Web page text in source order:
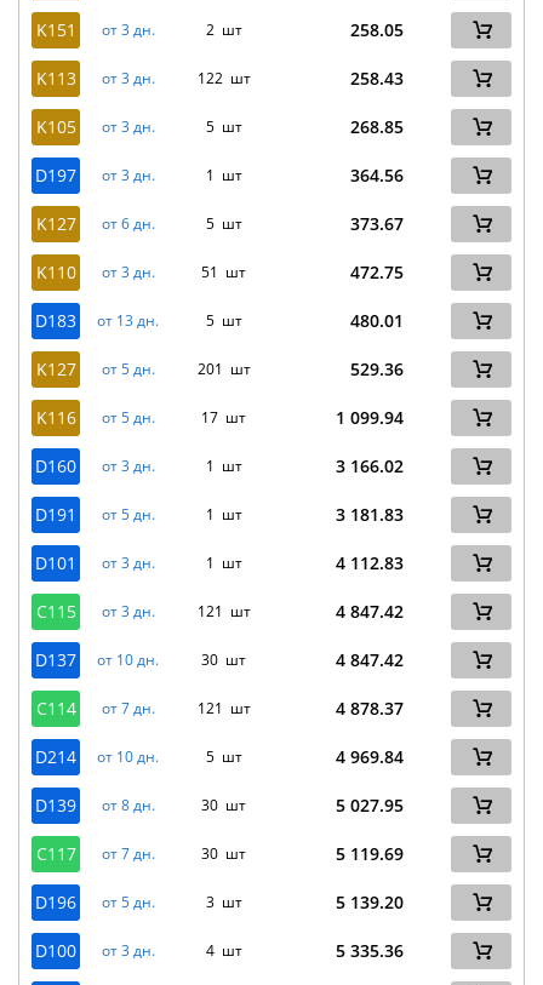
K151 от 3 дн. 2 шт 258.05
K113 от 3 дн. 122 шт 258.43
K105 от 3 дн. 5 шт 268.85
D197 от 3 дн. 1 шт 364.56
K127 от 6 дн. 5 шт 373.67
K110 от 3 дн. 51 шт 472.75
D183 от 13 дн. 5 шт 480.01
K127 от 5 дн. 201 шт 529.36
K116 от 5 дн. 17 шт 1 099.94
D160 от 3 дн. 1 шт 3 166.02
D191 от 5 дн. 1 шт 3 181.83
D101 от 3 дн. 1 шт 4 112.83
C115 от 3 дн. 121 шт 4 847.42
D137 от 10 дн. 30 шт 4 847.42
C114 от 7 дн. 121 шт 4 878.37
D214 от 10 дн. 5 шт 4 969.84
D139 от 8 дн. 30 шт 5 027.95
C117 от 7 дн. 30 шт 5 119.69
D196 от 5 дн. 3 шт 5 139.20
D100 от 3 дн. 4 шт 5 335.36